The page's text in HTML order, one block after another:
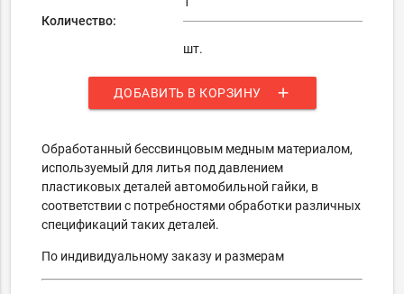
Количество:
шт.
ДОБАВИТЬ В КОРЗИНУ add
Обработанный бессвинцовым медным материалом,
используемый для литья под давлением
пластиковых деталей автомобильной гайки, в
соответствии с потребностями обработки различных
спецификаций таких деталей.
По индивидуальному заказу и размерам